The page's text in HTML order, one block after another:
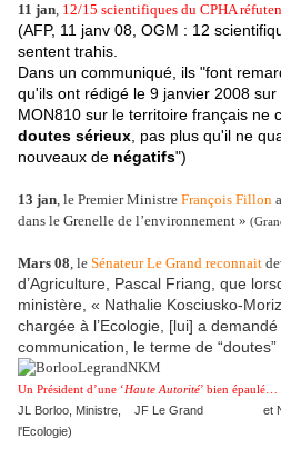
11 jan, 12/15 scientifiques du CPHA
(AFP, 11 janv 08, OGM : 12
sentent trahis.
Dans un communiqué, ils "font
qu'ils ont rédigé le 9 janvier 2008
MON810 sur le territoire français ne
doutes sérieux , pas plus qu'il ne
nouveaux de négatifs")
13 jan, le Premier Ministre François Fillon
dans le Grenelle de l’environnement »
Mars 08, le Sénateur Le Grand reconnait
d’Agriculture, Pascal Friang, que
ministère, « Nathalie Kosciusko-
chargée à l’Ecologie, [lui] a demandé
communication, le terme de “doutes”
Un Président d’une ‘Haute Autorité’ bien épaulé…
JL Borloo, Ministre, JF Le Grand et
l'Ecologie)